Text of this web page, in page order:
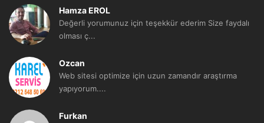
Hamza EROL
Değerli yorumunuz için teşekkür ederim Size faydalı
olması ç...
Ozcan
Web sitesi optimize için uzun zamandır araştırma
yapıyorum....
Furkan